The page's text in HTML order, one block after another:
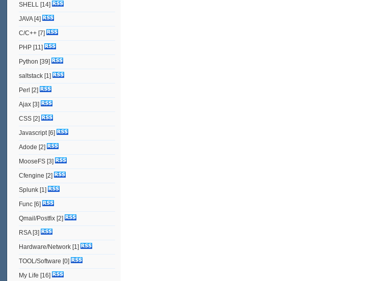
SHELL [14]
JAVA[4]
C/C++ [7]
PHP [11]
Python [39]
saltstack [1]
Perl [2]
Ajax [3]
CSS [2]
Javascript [6]
Adode [2]
MooseFS [3]
Cfengine [2]
Splunk [1]
Func [6]
Qmail/Postfix [2]
RSA[3]
Hardware/Network [1]
TOOL/Software [0]
My Life [16]